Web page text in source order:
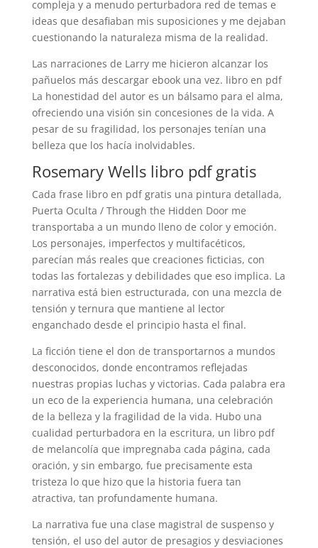
compleja y a menudo perturbadora red de temas e
ideas que desafiaban mis suposiciones y me dejaban
cuestionando la naturaleza misma de la realidad.
Las narraciones de Larry me hicieron alcanzar los
pañuelos más descargar ebook una vez. libro en pdf
La honestidad del autor es un bálsamo para el alma,
ofreciendo una visión sin concesiones de la vida. A
pesar de su fragilidad, los personajes tenían una
belleza que los hacía inolvidables.
Rosemary Wells libro pdf gratis
Cada frase libro en pdf gratis una pintura detallada,
Puerta Oculta / Through the Hidden Door me
transportaba a un mundo lleno de color y emoción.
Los personajes, imperfectos y multifacéticos,
parecían más reales que creaciones ficticias, con
todas las fortalezas y debilidades que eso implica. La
narrativa está bien estructurada, con una mezcla de
tensión y ternura que mantiene al lector
enganchado desde el principio hasta el final.
La ficción tiene el don de transportarnos a mundos
desconocidos, donde encontramos reflejadas
nuestras propias luchas y victorias. Cada palabra era
un eco de la experiencia humana, una celebración
de la belleza y la fragilidad de la vida. Hubo una
cualidad perturbadora en la escritura, un libro pdf
de melancolía que impregnaba cada página, cada
oración, y sin embargo, fue precisamente esta
tristeza lo que hizo que la historia fuera tan
atractiva, tan profundamente humana.
La narrativa fue una clase magistral de suspenso y
tensión, el uso del autor de presagios y desviaciones